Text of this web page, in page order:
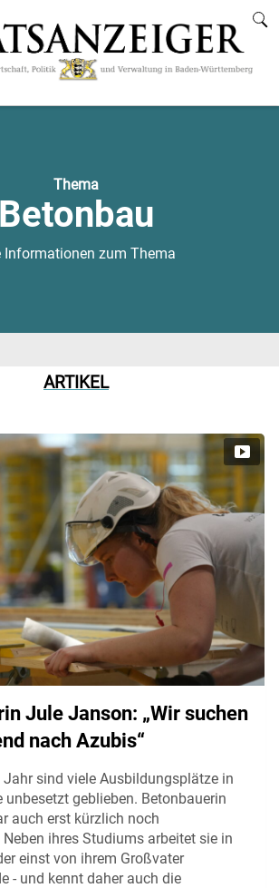
Thema
Betonbau
Informationen zum Thema
ARTIKEL
Jule Janson: „Wir suchen
nach Azubis“
sind viele Ausbildungsplätze in
unbesetzt geblieben. Betonbauerin
auch erst kürzlich noch
ihres Studiums arbeitet sie in
einst von ihrem Großvater
- und kennt daher auch die